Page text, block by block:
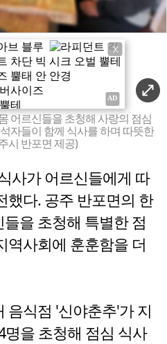
X
어르신들을 초청해 사랑의 점심
자들이 함께 식사를 하며 따뜻한
시 반포면 제공)
사가 어르신들에게 따
했다. 공주 반포면의 한
을 초청해 특별한 점
역사회에 훈훈함을 더
음식점 '신야춘추'가 지
명을 초청해 점심 식사